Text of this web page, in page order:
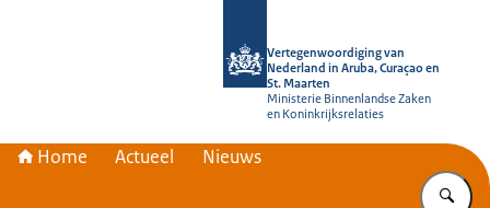
Vertegenwoordiging van
Nederland in Aruba, Curaçao en
St. Maarten
Ministerie Binnenlandse Zaken
en Koninkrijksrelaties
Home Actueel Nieuws